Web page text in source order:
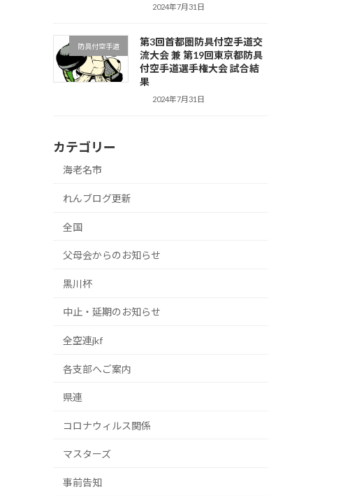
2024年7月31日
防具付空手道
第3回首都圏防具付空手道交
流大会 兼 第19回東京都防具
付空手道選手権大会 試合結
果
2024年7月31日
カテゴリー
海老名市
れんブログ更新
全国
父母会からのお知らせ
黒川杯
中止・延期のお知らせ
全空連jkf
各支部へご案内
県連
コロナウィルス関係
マスターズ
事前告知